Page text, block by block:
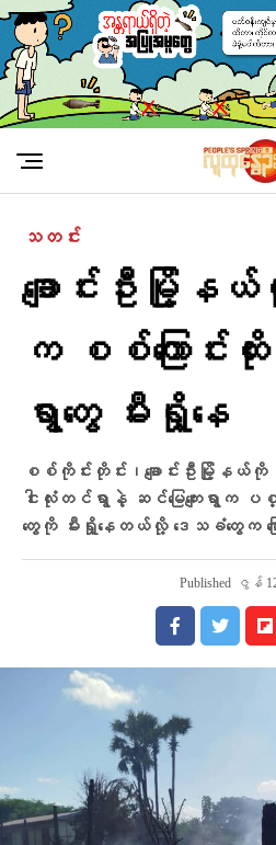
သတင်း
ချောင်းဦးမ
က စစ်ကြောင်း
ရွာတွေ မီးရှို့နေ
စစ်ကိုင်းတိုင်း၊ချောင်းဦးမြို့နယ်
ငါးလုံးတင်ရွာနဲ့ ဆင်မြေကျေးရွာ
တွေကို မီးရှို့နေတယ်လို့ ဒေသခံတွေက ပြ
Published ဇွန်